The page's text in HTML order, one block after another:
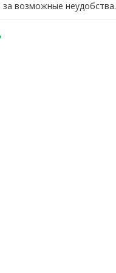
возможные неудобства.